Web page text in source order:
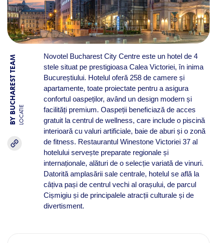
BY BUCHAREST TEAM LOCATIE
Novotel Bucharest City Centre este un hotel de 4
stele situat pe prestigioasa Calea Victoriei, în inima
Bucureștiului. Hotelul oferă 258 de camere și
apartamente, toate proiectate pentru a asigura
confortul oaspeților, având un design modern și
facilități premium. Oaspeții beneficiază de acces
gratuit la centrul de wellness, care include o piscină
interioară cu valuri artificiale, baie de aburi și o zonă
de fitness. Restaurantul Winestone Victoriei 37 al
hotelului servește preparate regionale și
internaționale, alături de o selecție variată de vinuri.
Datorită amplasării sale centrale, hotelul se află la
câțiva pași de centrul vechi al orașului, de parcul
Cișmigiu și de principalele atracții culturale și de
divertisment.